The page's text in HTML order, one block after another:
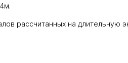
рассчитанных на длительную